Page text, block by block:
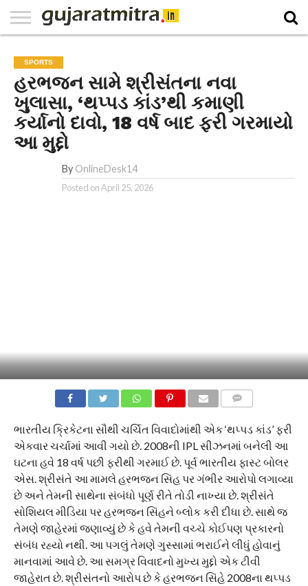
PAPER
NATIONAL
WORLD
BUSINESS
SPORTS
GUJARAT
OPINION
MORE
SPORTS
હરભજન સામે શ્રીસંતના નવા
ખુલાસા, ‘થપ્પડ કાંડ’થી કમાણી
કર્યાનો દાવો, 18 વર્ષ બાદ ફરી ગરમાયો
આ મુદ્દો
By OnlineDesk14
Posted onApril 25, 2026
ભારતીય ક્રિકેટના સૌથી ચર્ચિત વિવાદોમાંથી એક ‘થપ્પડ કાંડ’ ફરી
એકવાર ચર્ચામાં આવી ગયો છે. 2008ની IPL સીઝનમાં બનેલી આ
ઘટના હવે 18 વર્ષ પછી ફરીથી ગરમાઈ છે. પૂર્વ ભારતીય ફાસ્ટ બોલર
એસ. શ્રીસંતે આ મામલે હરભજન સિંહ પર ગંભીર આરોપો લગાવ્યા
છે અને તેમની સાથેના સંબંધો પૂર્ણ રીતે તોડી નાખ્યા છે. શ્રીસંતે
સોશિયલ મીડિયા પર હરભજન સિંહને બ્લોક કરી દીધા છે. સાથે જ
તેમણે જાહેરમાં જણાવ્યું છે કે હવે તેમની વચ્ચે કોઈપણ પ્રકારનો
સંબંધ રહ્યો નથી. આ પગલું તેમણે ગુસ્સામાં ભરાઈને લીધું હોવાનું
માનવામાં આવે છે. આ સમગ્ર વિવાદનો મુખ્ય મુદ્દો એક ટીવી
જાહેરાત છે. શ્રીસંતનો આરોપ છે કે હરભજન સિંહે 2008ના થપ્પડ